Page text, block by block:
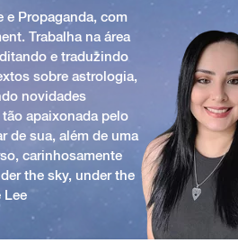
e Propaganda, com
Trabalha na área
e traduzindo
sobre astrologia,
novidades
apaixonada pelo
de sua, além de uma
carinhosamente
the sky, under the
Lee